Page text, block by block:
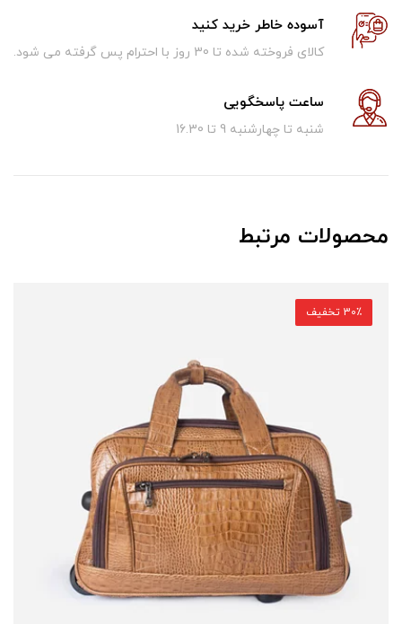
آسوده خاطر خرید کنید
کالای فروخته شده تا 30 روز با احترام پس گرفته می شود.
ساعت پاسخگویی
شنبه تا چهارشنبه 9 تا 16.30
محصولات مرتبط
30٪ تخفیف